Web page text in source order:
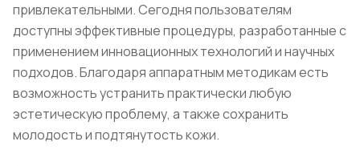
привлекательными. Сегодня пользователям
доступны эффективные процедуры, разработанные с
применением инновационных технологий и научных
подходов. Благодаря аппаратным методикам есть
возможность устранить практически любую
эстетическую проблему, а также сохранить
молодость и подтянутость кожи.